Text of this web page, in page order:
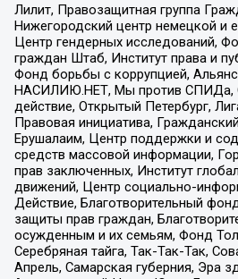
Лилит, Правозащитная группа
Нижегородский центр немецкой и
Центр гендерных исследований,
граждан Штаб, Институт права и
Фонд борьбы с коррупцией, Альянс
НАСИЛИЮ.НЕТ, Мы против СПИДа,
действие, Открытый Петербург,
Правовая инициатива,
Ерушалаим, Центр поддержки и
средств массовой информации,
прав заключенных, Институт
движений, Центр социально-
Действие, Благотворительный
защиты прав граждан,
осужденным и их семьям, Фонд
Серебряная тайга, Так-Так-Так,
Апрель, Самарская губерния, Эра